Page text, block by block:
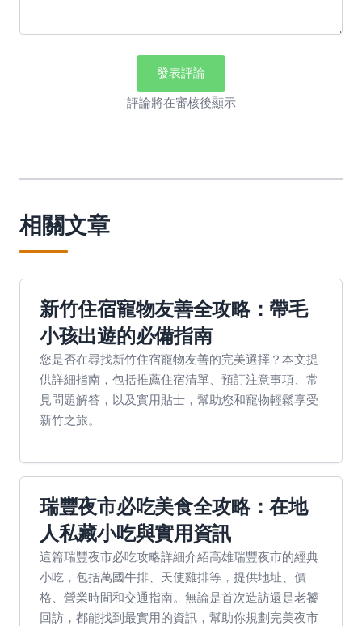
發表評論
評論將在審核後顯示
相關文章
新竹住宿寵物友善全攻略：帶毛
小孩出遊的必備指南
您是否在尋找新竹住宿寵物友善的完美選擇？本文提
供詳細指南，包括推薦住宿清單、預訂注意事項、常
見問題解答，以及實用貼士，幫助您和寵物輕鬆享受
新竹之旅。
瑞豐夜市必吃美食全攻略：在地
人私藏小吃與實用資訊
這篇瑞豐夜市必吃攻略詳細介紹高雄瑞豐夜市的經典
小吃，包括萬國牛排、天使雞排等，提供地址、價
格、營業時間和交通指南。無論是首次造訪還是老饕
回訪，都能找到最實用的資訊，幫助你規劃完美夜市